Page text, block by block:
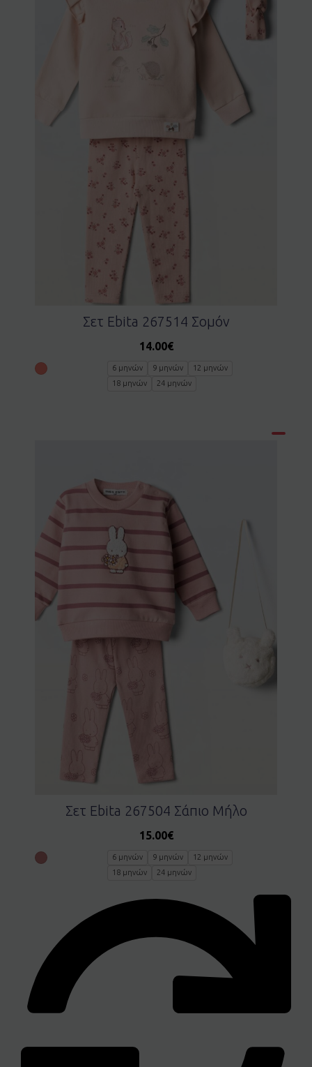
Σετ Ebita 267514 Σομόν
14.00€
6 μηνών 9 μηνών
12 μηνών
18 μηνών
24 μηνών
Σετ Ebita 267504 Σάπιο Μήλο
15.00€
6 μηνών 9 μηνών
12 μηνών
18 μηνών
24 μηνών